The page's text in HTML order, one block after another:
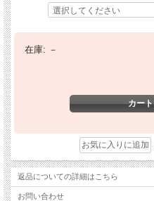
在庫: －
返品についての詳細はこちら
お問い合わせ